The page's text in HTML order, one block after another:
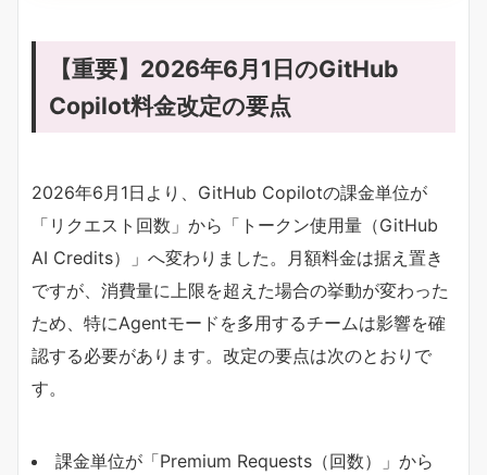
【重要】2026年6月1日のGitHub
Copilot料金改定の要点
2026年6月1日より、GitHub Copilotの課金単位が
「リクエスト回数」から「トークン使用量（GitHub
AI Credits）」へ変わりました。月額料金は据え置き
ですが、消費量に上限を超えた場合の挙動が変わった
ため、特にAgentモードを多用するチームは影響を確
認する必要があります。改定の要点は次のとおりで
す。
課金単位が「Premium Requests（回数）」から